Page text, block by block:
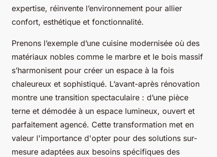
expertise, réinvente l’environnement pour allier
confort, esthétique et fonctionnalité.
Prenons l’exemple d’une cuisine modernisée où des
matériaux nobles comme le marbre et le bois massif
s’harmonisent pour créer un espace à la fois
chaleureux et sophistiqué. L’avant-après rénovation
montre une transition spectaculaire : d’une pièce
terne et démodée à un espace lumineux, ouvert et
parfaitement agencé. Cette transformation met en
valeur l'importance d'opter pour des solutions sur-
mesure adaptées aux besoins spécifiques des